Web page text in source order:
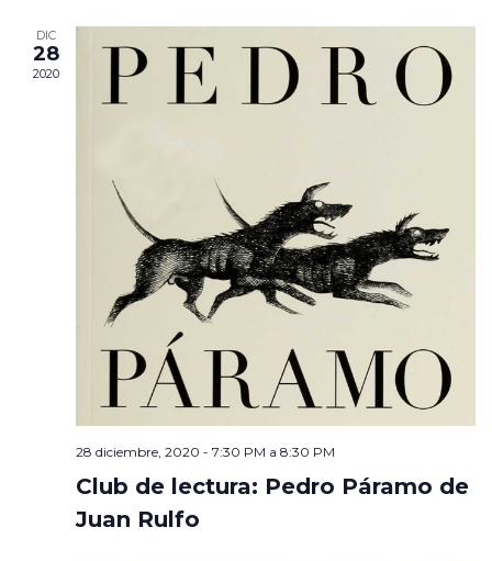
DIC
28
2020
28 diciembre, 2020 - 7:30 PM a 8:30 PM
Club de lectura: Pedro Páramo de
Juan Rulfo